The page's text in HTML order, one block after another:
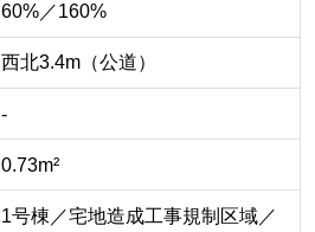
60%／160%
西北3.4m（公道）
-
0.73m²
1号棟／宅地造成工事規制区域／